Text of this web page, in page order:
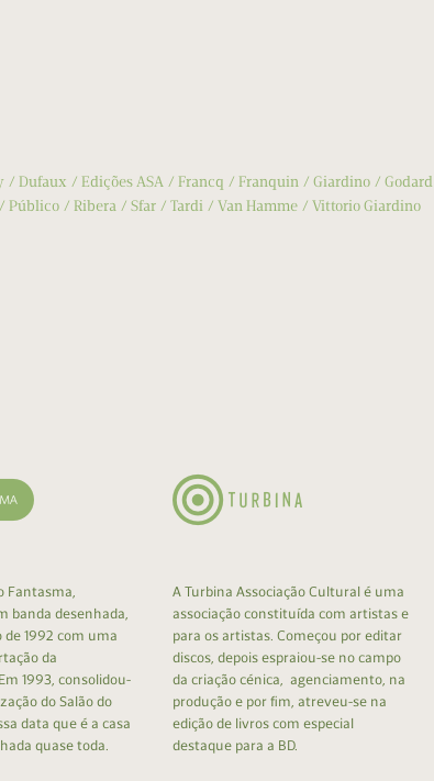
Dufaux Edições ASA Francq Franquin Giardino Godard
Público Ribera Sfar Tardi Van Hamme Vittorio Giardino
Fantasma,
banda desenhada,
de 1992 com uma
da
1993, consolidou-
do Salão do
data que é a casa
quase toda.
A Turbina Associação Cultural é uma
associação constituída com artistas e
para os artistas. Começou por editar
discos, depois espraiou-se no campo
da criação cénica, agenciamento, na
produção e por fim, atreveu-se na
edição de livros com especial
destaque para a BD.